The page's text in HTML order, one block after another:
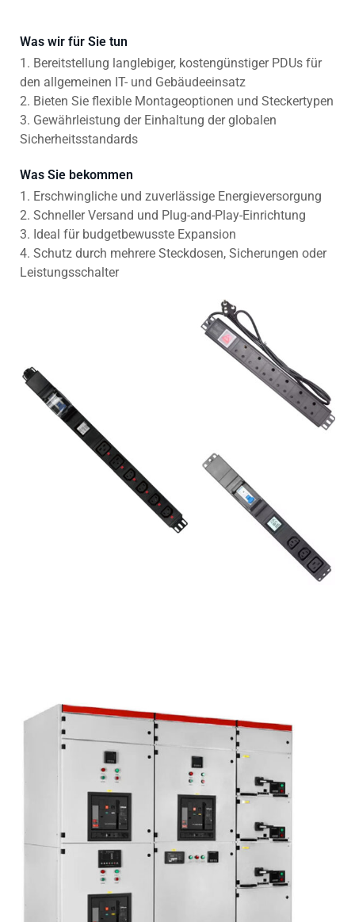
Was wir für Sie tun
1. Bereitstellung langlebiger, kostengünstiger PDUs für
den allgemeinen IT- und Gebäudeeinsatz
2. Bieten Sie flexible Montageoptionen und Steckertypen
3. Gewährleistung der Einhaltung der globalen
Sicherheitsstandards
Was Sie bekommen
1. Erschwingliche und zuverlässige Energieversorgung
2. Schneller Versand und Plug-and-Play-Einrichtung
3. Ideal für budgetbewusste Expansion
4. Schutz durch mehrere Steckdosen, Sicherungen oder
Leistungsschalter